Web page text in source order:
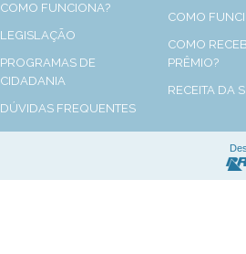
COMO FUNCIONA?
LEGISLAÇÃO
PROGRAMAS DE
CIDADANIA
DÚVIDAS FREQUENTES
COMO
COMO
PRÊMIO?
RECEITA DA